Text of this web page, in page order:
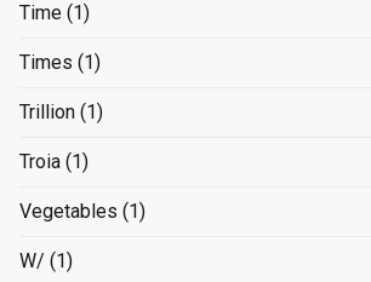
Time (1)
Times (1)
Trillion (1)
Troia (1)
Vegetables (1)
W/ (1)